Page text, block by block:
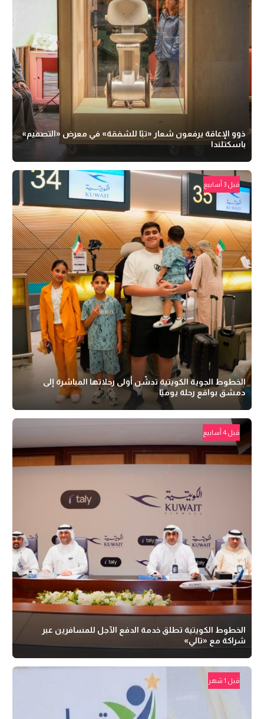
ذوو الإعاقة يرفعون شعار «تبًا للشفقة» في معرض «التصميم»
باسكتلندا
قبل 3 أسابيع
الخطوط الجوية الكويتية تدشّن أولى رحلاتها المباشرة إلى
دمشق بواقع رحلة يوميًا
قبل 4 أسابيع
الخطوط الكويتية تطلق خدمة الدفع الآجل للمسافرين عبر
شراكة مع «تالي»
قبل 1 شهر